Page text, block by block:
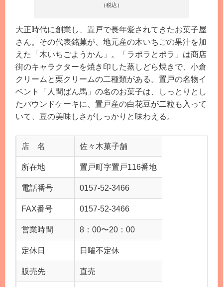
（税込）
大正時代に創業し、置戸で長年愛されてきたお菓子屋
さん。その代表銘菓が、地元産の木いちごの果汁を加
えた「木いちごようかん」。「ラポラとポラ」は商店
街のキャラクターを焼き印した蒸しどら焼きで、小倉
クリームと栗クリームの二種類がある。置戸の名物イ
ベント「人間ばん馬」の名のお菓子は、しっとりとし
たパウンドケーキに、置戸産の白花豆が二粒も入って
いて、豆の美味しさがしっかりと味わえる。
店 名 佐々木菓子舗
所在地 置戸町字置戸116番地
電話番号 0157-52-3466
FAX番号 0157-52-3466
営業時間 8：00〜20：00
定休日 日曜不定休
販売先 直売